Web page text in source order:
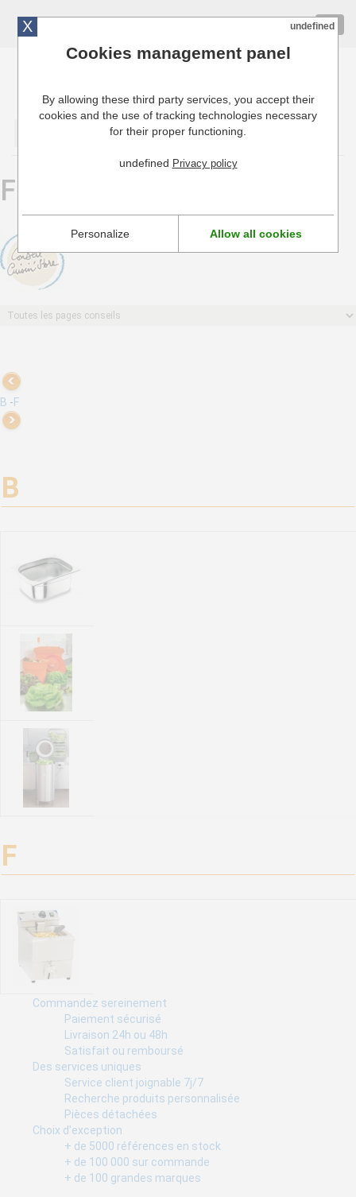
Cuisinresto: Ustensiles de cuisine pour professionnels
Fiches conseil
B -F
B
Bacs Gastronormes, bien les choisir
Le bac gastronorme est un récipient utilisé par les cuisiniers. Il en existe
Bien choisir son essoreuse à salade Dynamic
F
Friteuse professionnelle, choix, utilisation et entretien
Ce que vous devez savoir sur les friteuses professionnelles pour les
les utiliser et entretenir correctement.
Commandez sereinement
Paiement sécurisé
Livraison 24h ou 48h
Satisfait ou remboursé
Des services uniques
Service client joignable 7j/7
Recherche produits personnalisée
Pièces détachées
Choix d'exception
+ de 5000 références en stock
+ de 100 000 sur commande
+ de 100 grandes marques
X undefined
Cookies management panel
By allowing these third party services, you accept their
cookies and the use of tracking technologies necessary
for their proper functioning.
undefined Privacy policy
Personalize Allow all cookies